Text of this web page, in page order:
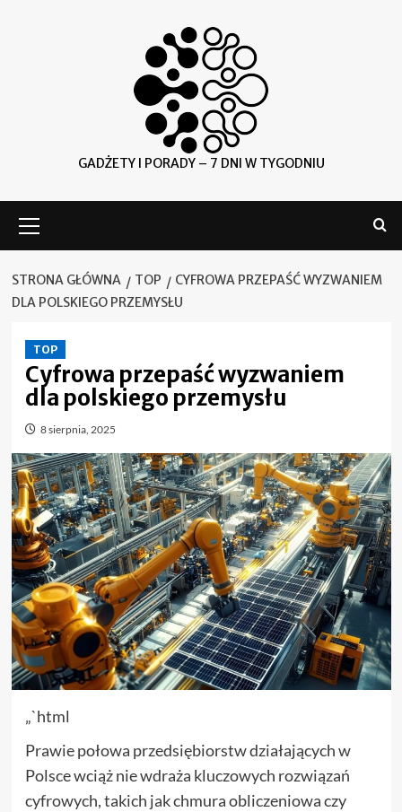
GADŻETY I PORADY – 7 DNI W TYGODNIU
główne
STRONA GŁÓWNA TOP
CYFROWA PRZEPAŚĆ WYZWANIEM
DLA POLSKIEGO PRZEMYSŁU
TOP
Cyfrowa przepaść wyzwaniem
dla polskiego przemysłu
8 sierpnia, 2025
„`html
Prawie połowa przedsiębiorstw działających w
Polsce wciąż nie wdraża kluczowych rozwiązań
cyfrowych, takich jak chmura obliczeniowa czy